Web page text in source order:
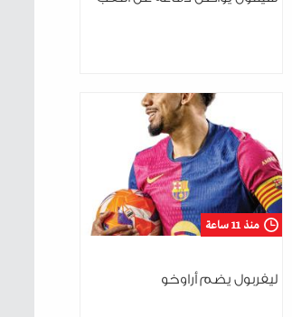
منذ 11 ساعة
ليفربول يضم أراوخو